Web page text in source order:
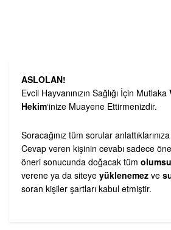
ASLOLAN!
Evcil Hayvanınızın Sağlığı İçin Mutlaka
Hekim‘inize Muayene Ettirmenizdir.
Soracağınız tüm sorular
Cevap veren kişinin cevabı sadece
öneri sonucunda doğacak tüm
verene ya da siteye yüklenemez ve
soran kişiler şartları kabul etmiştir.